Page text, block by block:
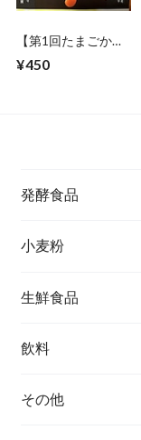
【第1回たまごかけ
まご！！ 】日本一
¥450
発酵食品
お酢
醤油
小麦粉
生鮮食品
果物
野菜
飲料
ジュース
その他